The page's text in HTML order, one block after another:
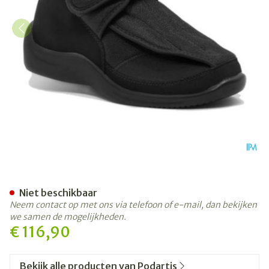
€ 116,90
Niet beschikbaar
Neem contact op met ons via telefoon of e-mail, dan bekijken
we samen de mogelijkheden.
Bekijk alle producten van Podartis